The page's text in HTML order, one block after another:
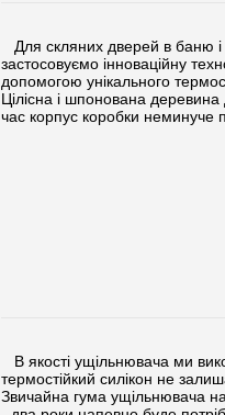
Для скляних дверей в баню
застосовуємо інноваційну
допомогою унікального
Цілісна і шпонована
час корпус коробки неминуче
В якості ущільнювача ми
термостійкий силікон не
Звичайна гума ущільнювача